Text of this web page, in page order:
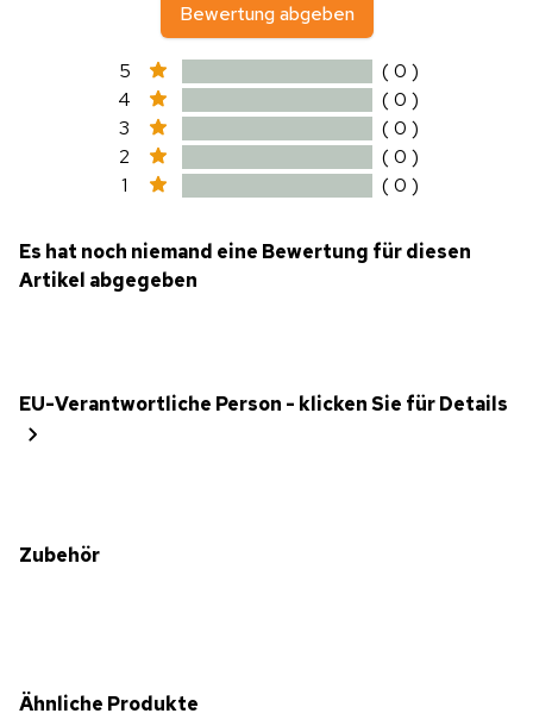
Bewertung abgeben
5
( 0 )
4
( 0 )
3
( 0 )
2
( 0 )
1
( 0 )
Es hat noch niemand eine Bewertung für diesen
Artikel abgegeben
EU-Verantwortliche Person - klicken Sie für Details
Zubehör
Ähnliche Produkte